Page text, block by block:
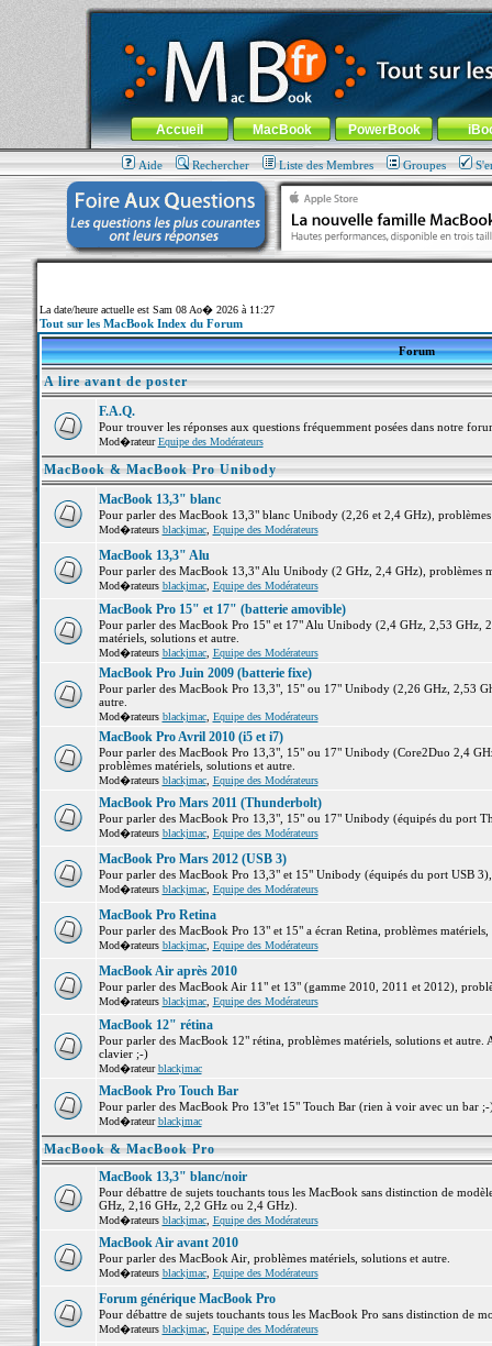
MacBook-fr.com : 100% Apple... 100% nomade !
Aller au contenu-Aller au menu général-Aller au menu de
Menu général
Accueil MacBook PowerBook
Aide Rechercher Liste des Membres Groupes
La date/heure actuelle est Sam 08 Ao� 2026 à 11:27
Tout sur les MacBook Index du Forum
Forum
A lire avant de poster
F.A.Q.
Pour trouver les réponses aux questions fréquemment posées dans notre
Mod�rateurEquipe des Modérateurs
MacBook & MacBook Pro Unibody
MacBook 13,3" blanc
Pour parler des MacBook 13,3" blanc Unibody (2,26 et 2,4 GHz),
Mod�rateurs blackjmac, Equipe des Modérateurs
MacBook 13,3" Alu
Pour parler des MacBook 13,3" Alu Unibody (2 GHz, 2,4 GHz), problèmes
Mod�rateurs blackjmac, Equipe des Modérateurs
MacBook Pro 15" et 17" (batterie amovible)
Pour parler des MacBook Pro 15" et 17" Alu Unibody (2,4 GHz, 2,53 GHz,
matériels, solutions et autre.
Mod�rateurs blackjmac, Equipe des Modérateurs
MacBook Pro Juin 2009 (batterie fixe)
Pour parler des MacBook Pro 13,3", 15" ou 17" Unibody (2,26 GHz, 2,53
autre.
Mod�rateurs blackjmac, Equipe des Modérateurs
MacBook Pro Avril 2010 (i5 et i7)
Pour parler des MacBook Pro 13,3", 15" ou 17" Unibody (Core2Duo 2,4
problèmes matériels, solutions et autre.
Mod�rateurs blackjmac, Equipe des Modérateurs
MacBook Pro Mars 2011 (Thunderbolt)
Pour parler des MacBook Pro 13,3", 15" ou 17" Unibody (équipés du port
Mod�rateurs blackjmac, Equipe des Modérateurs
MacBook Pro Mars 2012 (USB 3)
Pour parler des MacBook Pro 13,3" et 15" Unibody (équipés du port USB
Mod�rateurs blackjmac, Equipe des Modérateurs
MacBook Pro Retina
Pour parler des MacBook Pro 13" et 15" a écran Retina, problèmes matériels,
Mod�rateurs blackjmac, Equipe des Modérateurs
MacBook Air après 2010
Pour parler des MacBook Air 11" et 13" (gamme 2010, 2011 et 2012),
Mod�rateurs blackjmac, Equipe des Modérateurs
MacBook 12" rétina
Pour parler des MacBook 12" rétina, problèmes matériels, solutions et
clavier ;-)
Mod�rateurblackjmac
MacBook Pro Touch Bar
Pour parler des MacBook Pro 13"et 15" Touch Bar (rien à voir avec un bar
Mod�rateurblackjmac
MacBook & MacBook Pro
MacBook 13,3" blanc/noir
Pour débattre de sujets touchants tous les MacBook sans distinction de
GHz, 2,16 GHz, 2,2 GHz ou 2,4 GHz).
Mod�rateurs blackjmac, Equipe des Modérateurs
MacBook Air avant 2010
Pour parler des MacBook Air, problèmes matériels, solutions et autre.
Mod�rateurs blackjmac, Equipe des Modérateurs
Forum générique MacBook Pro
Pour débattre de sujets touchants tous les MacBook Pro sans distinction de
Mod�rateurs blackjmac, Equipe des Modérateurs